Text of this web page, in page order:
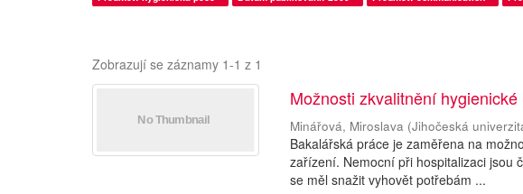
Zobrazují se záznamy 1-1 z 1
Možnosti zkvalitnění
Minářová, Miroslava (Jihočeská
Bakalářská práce je zaměřena na
zařízení. Nemocní při hospitalizaci jsou
se měl snažit vyhovět potřebám ...